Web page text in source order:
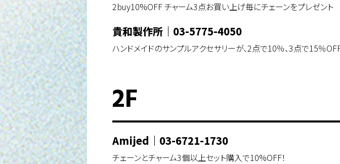
2buy10%OFF チャーム3点お買い上げ毎にチェーンをプレゼント
貴和製作所 ｜ 03-5775-4050
ハンドメイドのサンプルアクセサリーが、2点で10％、3点で15％
2F
Amijed ｜ 03-6721-1730
チェーンとチャーム3個以上セット購入で10%OFF！